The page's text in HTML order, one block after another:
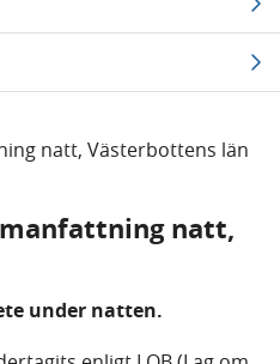
natt, Västerbottens län
natt,
under natten.